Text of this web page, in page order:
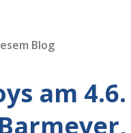
Blog
am